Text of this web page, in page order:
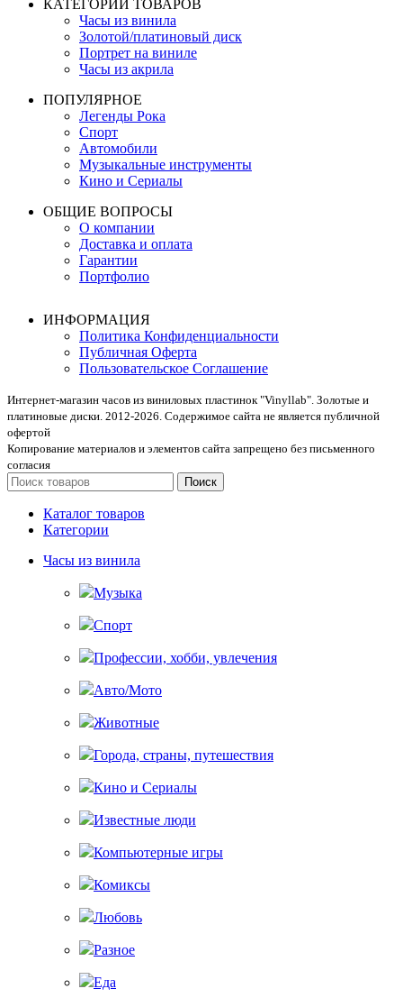
КАТЕГОРИИ ТОВАРОВ
Часы из винила
Золотой/платиновый диск
Портрет на виниле
Часы из акрила
ПОПУЛЯРНОЕ
Легенды Рока
Спорт
Автомобили
Музыкальные инструменты
Кино и Сериалы
ОБЩИЕ ВОПРОСЫ
О компании
Доставка и оплата
Гарантии
Портфолио
ИНФОРМАЦИЯ
Политика Конфиденциальности
Публичная Оферта
Пользовательское Соглашение
Интернет-магазин часов из виниловых пластинок "Vinyllab". Золотые и
платиновые диски. 2012-2026. Содержимое сайта не является публичной
офертой
Копирование материалов и элементов сайта запрещено без письменного
согласия
Поиск
Каталог товаров
Категории
Часы из винила
Музыка
Спорт
Профессии, хобби, увлечения
Авто/Мото
Животные
Города, страны, путешествия
Кино и Сериалы
Известные люди
Компьютерные игры
Комиксы
Любовь
Разное
Еда